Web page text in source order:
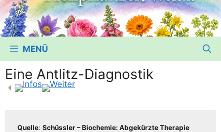
MENÜ
Eine Antlitz-Diagnostik
Quel­le: Schüss­ler – Bio­che­mie: Abge­kürz­te The­ra­pie